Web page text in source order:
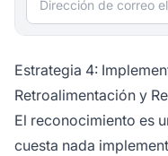
Estrategia 4:
Retroalimentación y
El reconocimiento es
cuesta nada